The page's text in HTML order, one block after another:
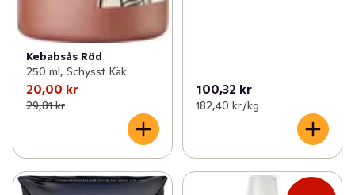
Kebabsås Röd
250 ml, Schysst Käk
20,00 kr
29,81 kr
100,32 kr
182,40 kr /kg